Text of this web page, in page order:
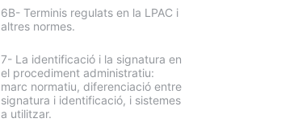
6B- Terminis regulats en la LPAC i
altres normes.
7- La identificació i la signatura en
el procediment administratiu:
marc normatiu, diferenciació entre
signatura i identificació, i sistemes
a utilitzar.